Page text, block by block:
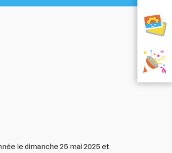
le dimanche 25 mai 2025 et